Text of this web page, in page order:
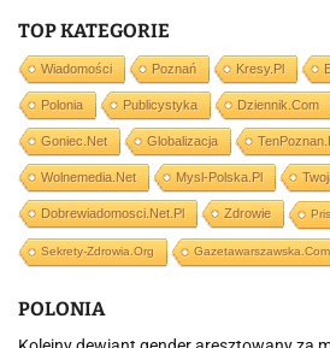
TOP KATEGORIE
Wiadomości Poznań Kresy.pl
Polonia Publicystyka Dziennik.com
Goniec.net Globalizacja
Wolnemedia.net Mysl-Polska.pl
Dobrewiadomosci.net.pl Zdrowie
Sekrety-Zdrowia.org Gazetawarszawska.com
POLONIA